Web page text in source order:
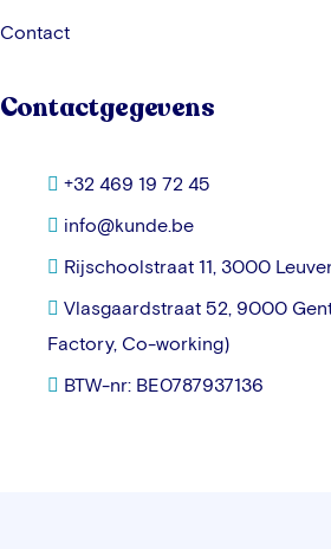
Contact
Contactgegevens
+32 469 19 72 45
info@kunde.be
Rijschoolstraat 11, 3000
Vlasgaardstraat 52, 9000
Factory, Co-working)
BTW-nr: BE0787937136